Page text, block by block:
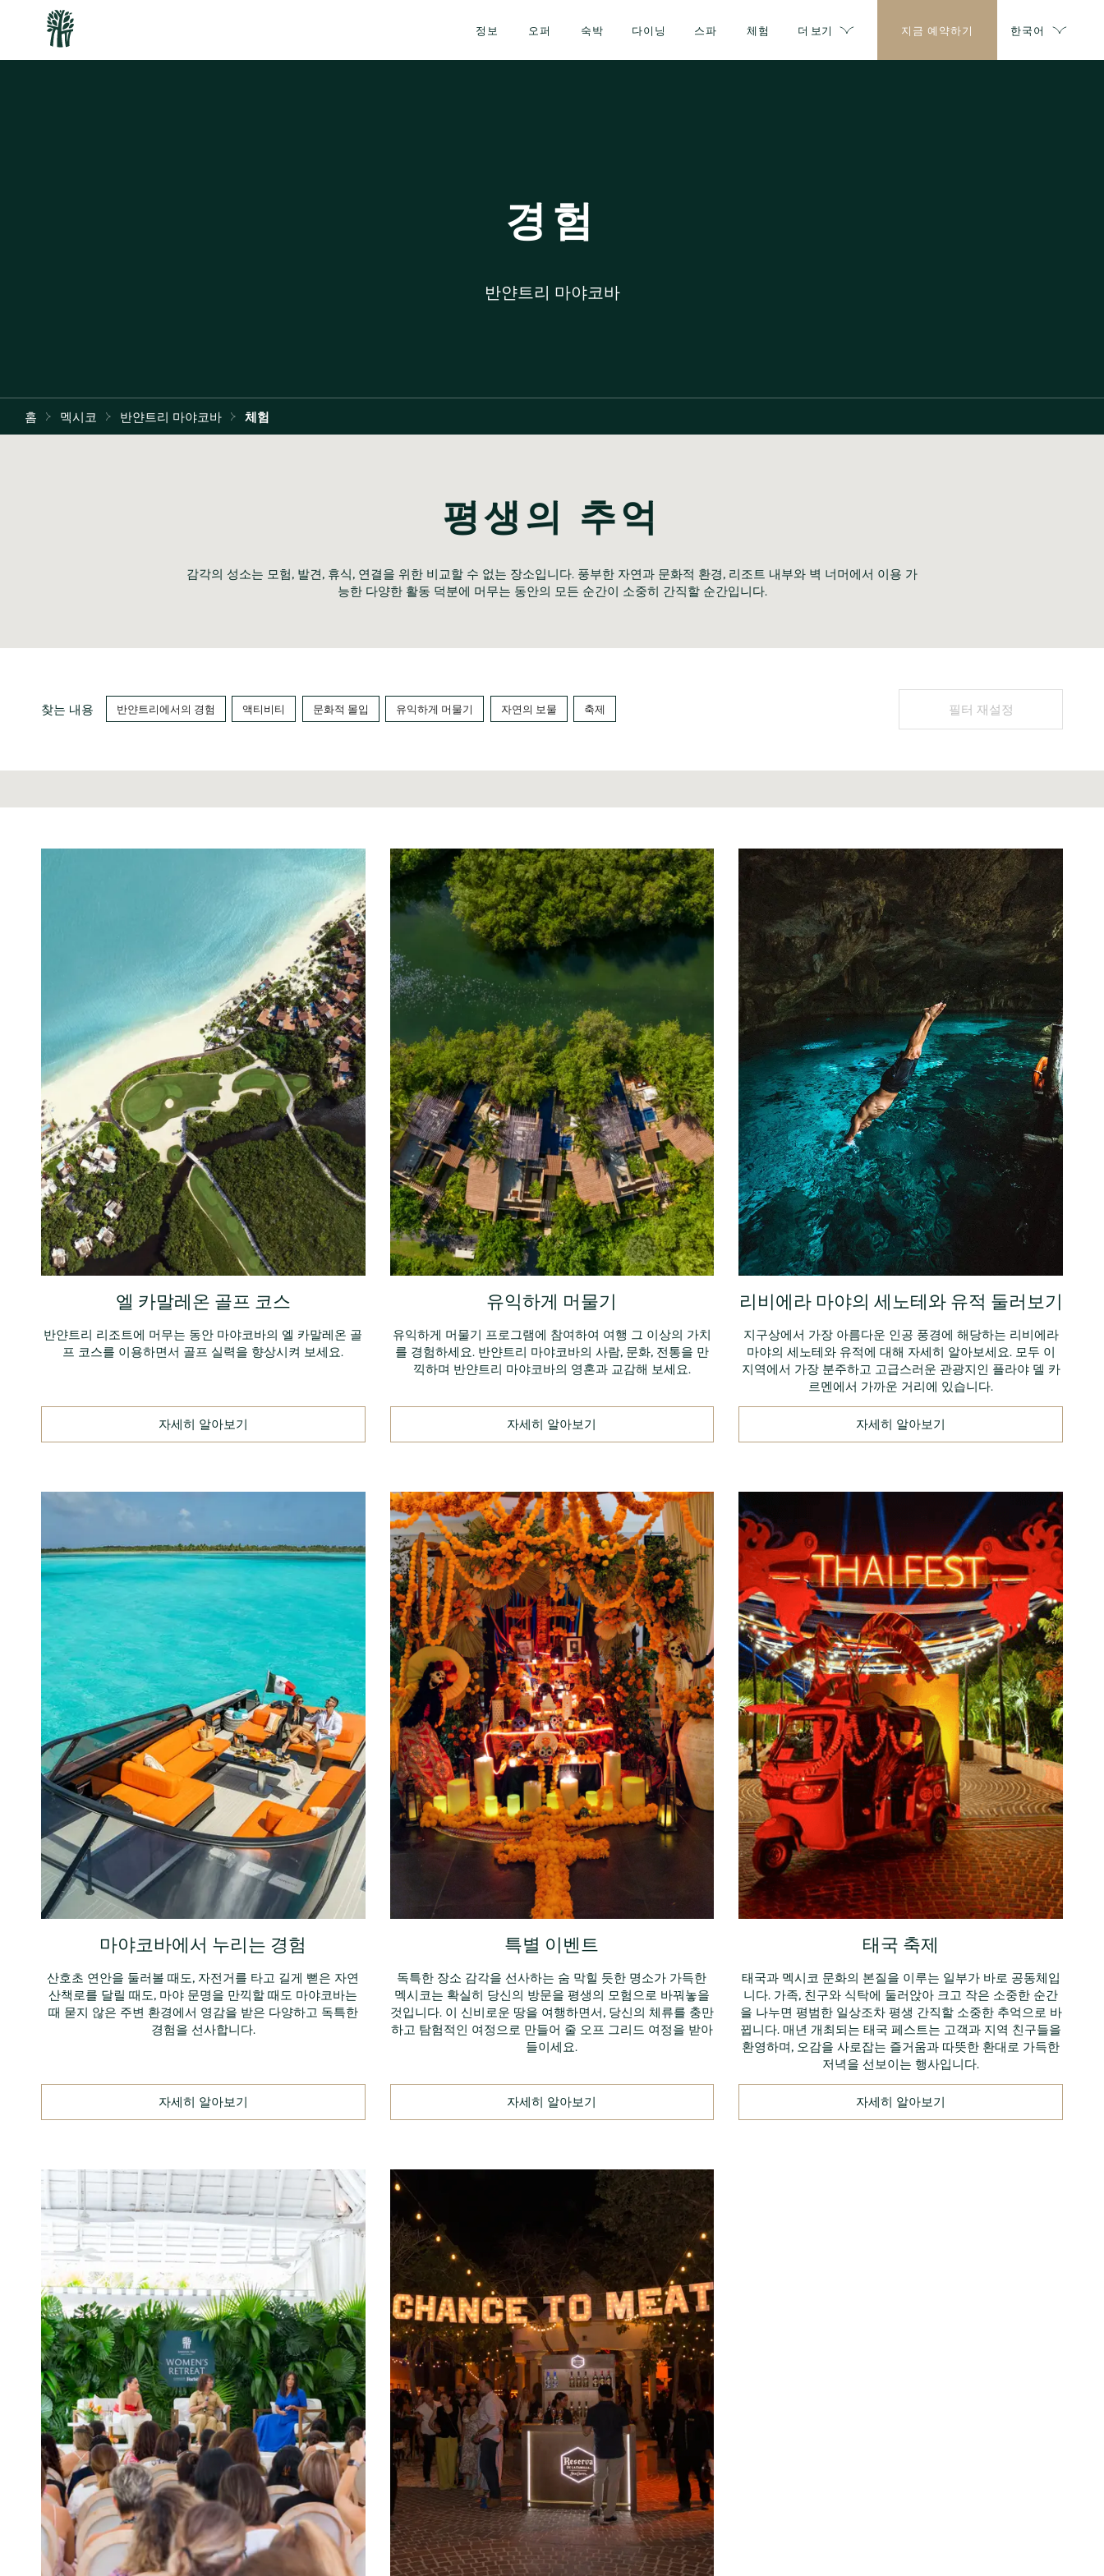
정보 오퍼 숙박 다이닝 스파 체험 더 보기 지금 예약하기 한국어
경험
반얀트리 마야코바
홈 멕시코 반얀트리 마야코바 체험
평생의 추억
감각의 성소는 모험, 발견, 휴식, 연결을 위한 비교할 수 없는 장소입니다. 풍부한 자연과 문화적 환경, 리조트 내부와 벽 너머에서 이용 가
능한 다양한 활동 덕분에 머무는 동안의 모든 순간이 소중히 간직할 순간입니다.
찾는 내용 반얀트리에서의 경험 액티비티 문화적 몰입 유익하게 머물기 자연의 보물 축제 필터 재설정
엘 카말레온 골프 코스
반얀트리 리조트에 머무는 동안 마야코바의 엘 카말레온 골
프 코스를 이용하면서 골프 실력을 향상시켜 보세요.
자세히 알아보기
유익하게 머물기
유익하게 머물기 프로그램에 참여하여 여행 그 이상의 가치
를 경험하세요. 반얀트리 마야코바의 사람, 문화, 전통을 만
끽하며 반얀트리 마야코바의 영혼과 교감해 보세요.
자세히 알아보기
리비에라 마야의 세노테와 유적 둘러보기
지구상에서 가장 아름다운 인공 풍경에 해당하는 리비에라
마야의 세노테와 유적에 대해 자세히 알아보세요. 모두 이
지역에서 가장 분주하고 고급스러운 관광지인 플라야 델 카
르멘에서 가까운 거리에 있습니다.
자세히 알아보기
마야코바에서 누리는 경험
산호초 연안을 둘러볼 때도, 자전거를 타고 길게 뻗은 자연
산책로를 달릴 때도, 마야 문명을 만끽할 때도 마야코바는
때 묻지 않은 주변 환경에서 영감을 받은 다양하고 독특한
경험을 선사합니다.
자세히 알아보기
특별 이벤트
독특한 장소 감각을 선사하는 숨 막힐 듯한 명소가 가득한
멕시코는 확실히 당신의 방문을 평생의 모험으로 바꿔놓을
것입니다. 이 신비로운 땅을 여행하면서, 당신의 체류를 충만
하고 탐험적인 여정으로 만들어 줄 오프 그리드 여정을 받아
들이세요.
자세히 알아보기
태국 축제
태국과 멕시코 문화의 본질을 이루는 일부가 바로 공동체입
니다. 가족, 친구와 식탁에 둘러앉아 크고 작은 소중한 순간
을 나누면 평범한 일상조차 평생 간직할 소중한 추억으로 바
뀝니다. 매년 개최되는 태국 페스트는 고객과 지역 친구들을
환영하며, 오감을 사로잡는 즐거움과 따뜻한 환대로 가득한
저녁을 선보이는 행사입니다.
자세히 알아보기